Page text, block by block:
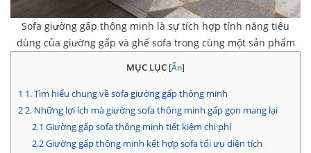
Sofa giường gấp thông minh là sự tích hợp tính năng tiêu
dùng của giường gấp và ghế sofa trong cùng một sản phẩm
MỤC LỤC [Ẩn]
1 1. Tìm hiểu chung về sofa giường gấp thông minh
22. Những lợi ích mà giường sofa thông minh gấp gọn mang lại
2.1 Giường gấp sofa thông minh tiết kiệm chi phí
2.2Giường gấp thông minh kết hợp sofa tối ưu diện tích